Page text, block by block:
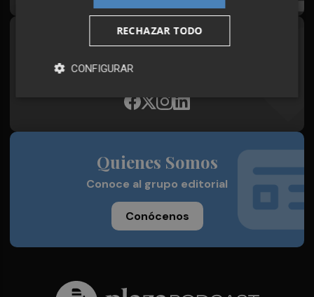
Síguenos en redes
Plaza Podcast, desde cualquier medio
Quienes Somos
Conoce al grupo editorial
Conócenos
RECHAZAR TODO
CONFIGURAR